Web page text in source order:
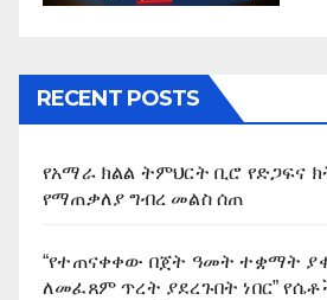
RECENT POSTS
የአማራ ክልል ትምህርት ቢሮ የድጋፍና
የማጠቃለያ ግብረ መልስ ሰጠ
“የተጠናቀቀው በጀት ዓመት ተቋማት
ለመፈጸም ጥረት ያደረጉበት ነበር”